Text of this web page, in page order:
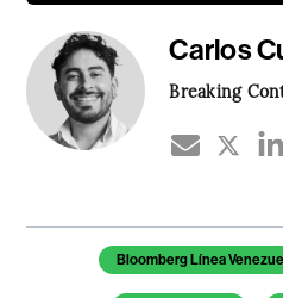
Carlos
Breaking
Temas de este artículo
Bloomberg Línea